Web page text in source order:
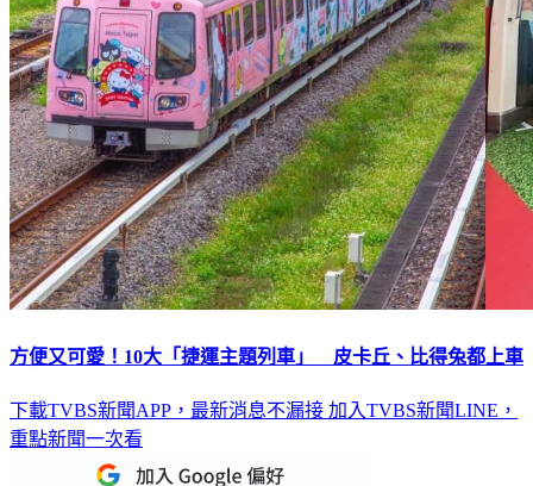
方便又可愛！10大「捷運主題列車」 皮卡丘、比得兔都上車
下載TVBS新聞APP，最新消息不漏接 加入TVBS新聞LINE，
重點新聞一次看